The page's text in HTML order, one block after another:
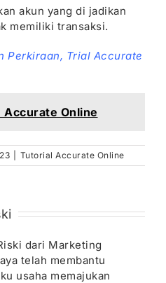
akun yang di jadikan
memiliki transaksi.
Perkiraan, Trial Accurate
Accurate Online
Tutorial Accurate Online
dari Marketing
telah membantu
usaha memajukan